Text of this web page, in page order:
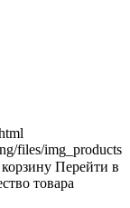
files/img_products
Перейти в
товара